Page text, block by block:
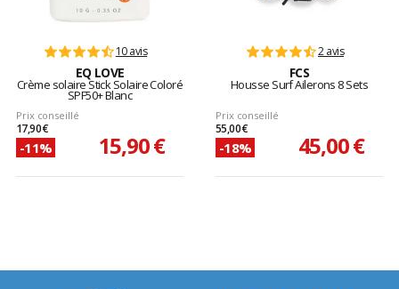
10 avis
EQ LOVE
Crème solaire Stick Solaire Coloré
SPF50+ Blanc
Prix conseillé
17,90 €
-11% 15,90 €
2 avis
FCS
Housse Surf Ailerons 8 Sets
Prix conseillé
55,00 €
-18% 45,00 €